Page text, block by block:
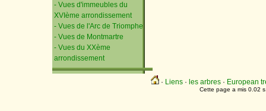
- Vues d'immeubles du
XVIème arrondissement
- Vues de l'Arc de Triomphe
- Vues de Montmartre
- Vues du XXème
arrondissement
· Liens· les arbres· European
Cette page a mis 0.02